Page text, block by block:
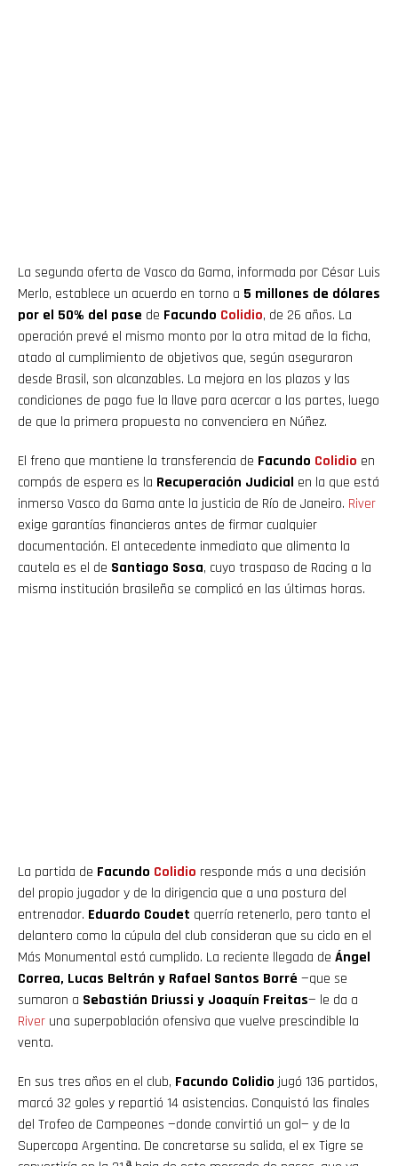
La segunda oferta de Vasco da Gama, informada por César Luis
Merlo, establece un acuerdo en torno a 5 millones de dólares
por el 50% del pase de Facundo Colidio, de 26 años. La
operación prevé el mismo monto por la otra mitad de la ficha,
atado al cumplimiento de objetivos que, según aseguraron
desde Brasil, son alcanzables. La mejora en los plazos y las
condiciones de pago fue la llave para acercar a las partes, luego
de que la primera propuesta no convenciera en Núñez.
El freno que mantiene la transferencia de Facundo Colidio en
compás de espera es la Recuperación Judicial en la que está
inmerso Vasco da Gama ante la justicia de Río de Janeiro. River
exige garantías financieras antes de firmar cualquier
documentación. El antecedente inmediato que alimenta la
cautela es el de Santiago Sosa, cuyo traspaso de Racing a la
misma institución brasileña se complicó en las últimas horas.
La partida de Facundo Colidio responde más a una decisión
del propio jugador y de la dirigencia que a una postura del
entrenador. Eduardo Coudet querría retenerlo, pero tanto el
delantero como la cúpula del club consideran que su ciclo en el
Más Monumental está cumplido. La reciente llegada de Ángel
Correa, Lucas Beltrán y Rafael Santos Borré —que se
sumaron a Sebastián Driussi y Joaquín Freitas— le da a
River una superpoblación ofensiva que vuelve prescindible la
venta.
En sus tres años en el club, Facundo Colidio jugó 136 partidos,
marcó 32 goles y repartió 14 asistencias. Conquistó las finales
del Trofeo de Campeones —donde convirtió un gol— y de la
Supercopa Argentina. De concretarse su salida, el ex Tigre se